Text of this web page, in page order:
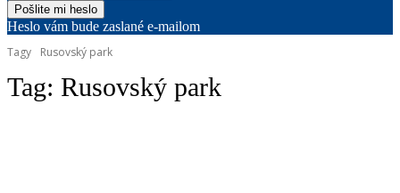
Heslo vám bude zaslané e-mailom
Tagy
Rusovský park
Tag: Rusovský park